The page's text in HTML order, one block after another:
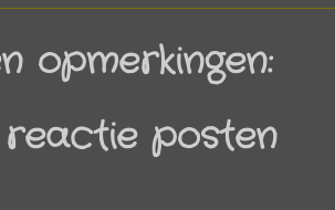
opmerkingen:
reactie posten